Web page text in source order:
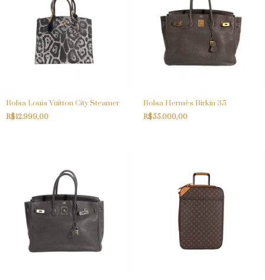
Bolsa Louis Vuitton City Steamer
R$12.999,00
Bolsa Hermès Birkin 35
R$55.000,00